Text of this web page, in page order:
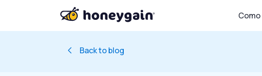
Back to blog